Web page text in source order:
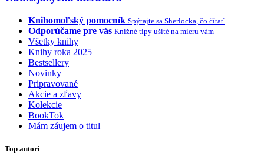
Knihomoľský pomocník Spýtajte sa Sherlocka, čo čítať
Odporúčame pre vás Knižné tipy ušité na mieru vám
Všetky knihy
Knihy roka 2025
Bestsellery
Novinky
Pripravované
Akcie a zľavy
Kolekcie
BookTok
Mám záujem o titul
Top autori